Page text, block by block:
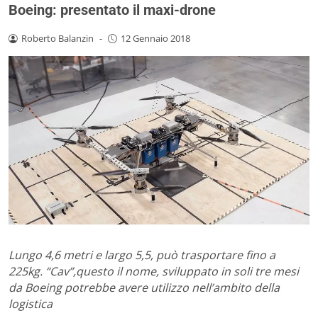
Boeing: presentato il maxi-drone
Roberto Balanzin - 12 Gennaio 2018
Lungo 4,6 metri e largo 5,5, può trasportare fino a
225kg. “Cav”,questo il nome, sviluppato in soli tre mesi
da Boeing potrebbe avere utilizzo nell’ambito della
logistica